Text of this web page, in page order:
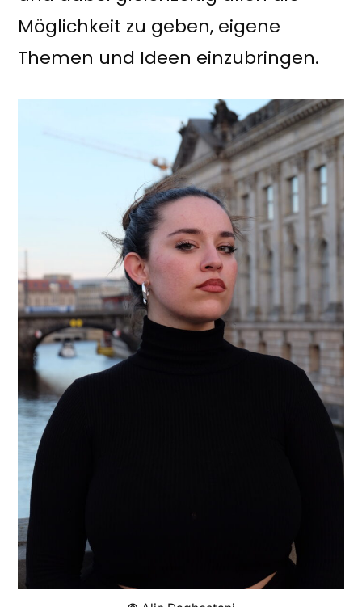
Möglichkeit zu geben, eigene
Themen und Ideen einzubringen.